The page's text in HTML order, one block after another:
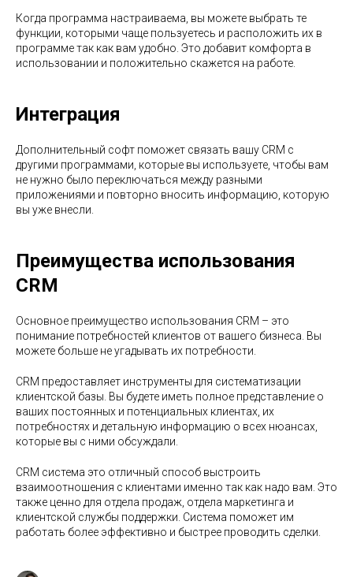
Когда программа настраиваема, вы можете выбрать те
функции, которыми чаще пользуетесь и расположить их в
программе так как вам удобно. Это добавит комфорта в
использовании и положительно скажется на работе.
Интеграция
Дополнительный софт поможет связать вашу CRM с
другими программами, которые вы используете, чтобы вам
не нужно было переключаться между разными
приложениями и повторно вносить информацию, которую
вы уже внесли.
Преимущества использования
CRM
Основное преимущество использования CRM – это
понимание потребностей клиентов от вашего бизнеса. Вы
можете больше не угадывать их потребности.
CRM предоставляет инструменты для систематизации
клиентской базы. Вы будете иметь полное представление о
ваших постоянных и потенциальных клиентах, их
потребностях и детальную информацию о всех нюансах,
которые вы с ними обсуждали.
CRM система это отличный способ выстроить
взаимоотношения с клиентами именно так как надо вам. Это
также ценно для отдела продаж, отдела маркетинга и
клиентской службы поддержки. Система поможет им
работать более эффективно и быстрее проводить сделки.